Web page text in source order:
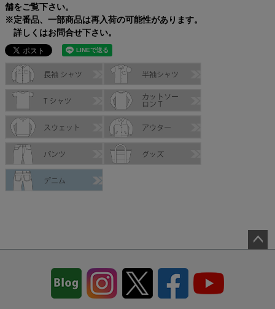
舗をご覧下さい。
※定番品、一部商品は再入荷の可能性があります。
詳しくはお問合せ下さい。